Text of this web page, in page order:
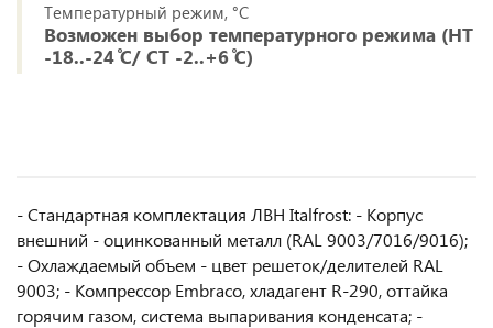
Температурный режим, °C
Возможен выбор температурного режима (НТ
-18..-24 ̊С/ СТ -2..+6 ̊С)
- Стандартная комплектация ЛВН Italfrost: - Корпус
внешний - оцинкованный металл (RAL 9003/7016/9016);
- Охлаждаемый объем - цвет решеток/делителей RAL
9003; - Компрессор Embraco, хладагент R-290, оттайка
горячим газом, система выпаривания конденсата; -